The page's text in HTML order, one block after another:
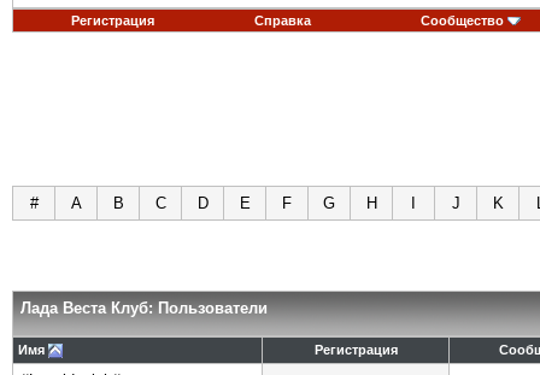
Регистрация Справка Сообщество
# A B C D E F G H J K
Лада Веста Клуб: Пользователи
Имя Регистрация